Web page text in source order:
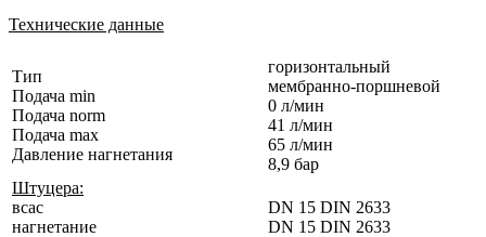
Технические данные
Тип
Подача min
Подача norm
Подача max
Давление нагнетания
горизонтальный
мембранно-поршневой
0 л/мин
41 л/мин
65 л/мин
8,9 бар
Штуцера:
всас
нагнетание
DN 15 DIN 2633
DN 15 DIN 2633